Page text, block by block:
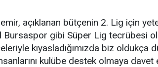
açıklanan bütçenin 2. Lig için
Bursaspor gibi Süper Lig tecrübesi
kıyasladığımızda biz
kulübe destek olmaya davet